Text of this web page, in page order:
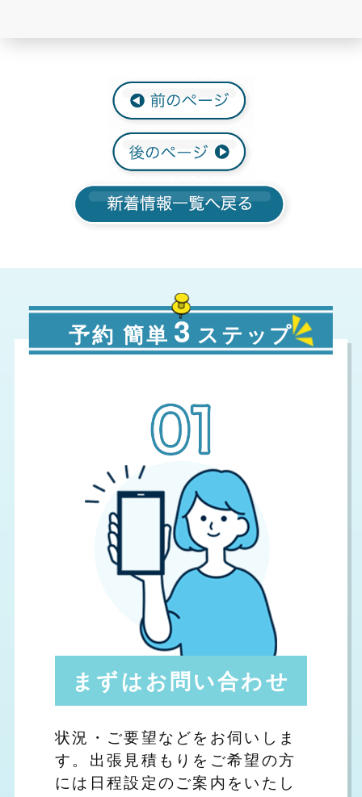
予約 簡単 3 ステップ
まずはお問い合わせ
状況・ご要望などをお伺いしま
す。出張見積もりをご希望の方
には日程設定のご案内をいたし